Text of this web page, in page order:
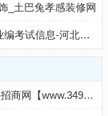
_土巴兔孝感装修网
2024河北事业单位招聘考试_河北省直事业编考试信息-河北中公事业单位考试网
山东省宇翔食品有限公司-好妞妞食品饮料招商网【www.3490.CN】